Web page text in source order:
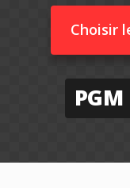
Choisir
PGM